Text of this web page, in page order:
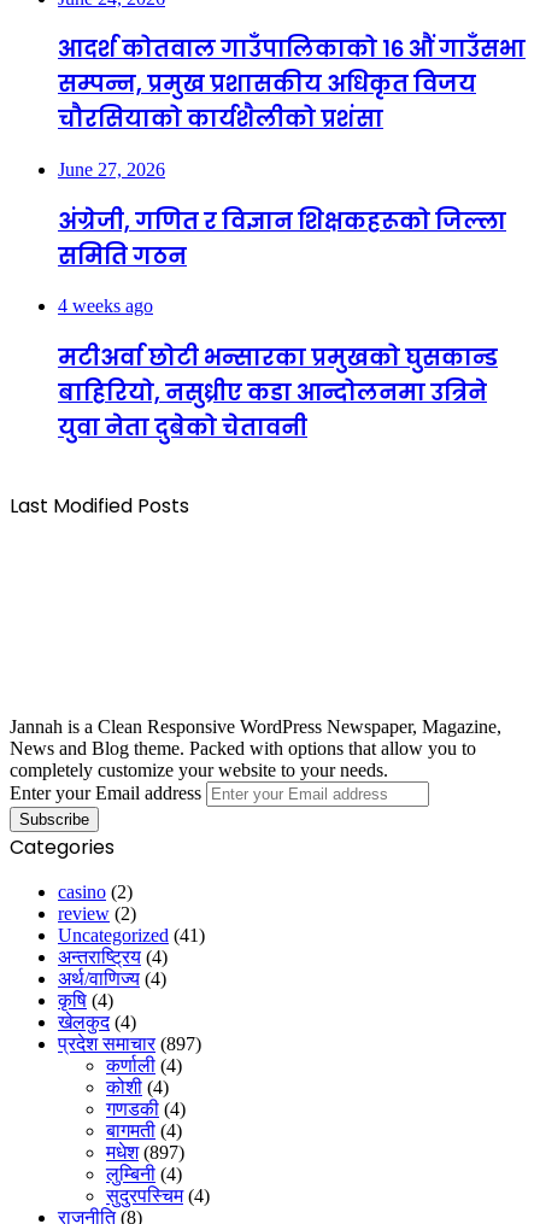
आदर्श कोतवाल गाउँपालिकाको १६ औं गाउँसभा
सम्पन्न, प्रमुख प्रशासकीय अधिकृत विजय
चौरसियाको कार्यशैलीको प्रशंसा
June 27, 2026
अंग्रेजी, गणित र विज्ञान शिक्षकहरूको जिल्ला
समिति गठन
4 weeks ago
मटीअर्वा छोटी भन्सारका प्रमुखको घुसकान्ड
बाहिरियो, नसुध्रीए कडा आन्दोलनमा उत्रिने
युवा नेता दुबेको चेतावनी
Last Modified Posts
Jannah is a Clean Responsive WordPress Newspaper, Magazine,
News and Blog theme. Packed with options that allow you to
completely customize your website to your needs.
Enter your Email address
Categories
casino (2)
review (2)
Uncategorized (41)
अन्तराष्ट्रिय (4)
अर्थ/वाणिज्य (4)
कृषि (4)
खेलकुद(4)
प्रदेश समाचार(897)
कर्णाली (4)
कोशी (4)
गणडकी (4)
बागमती (4)
मधेश(897)
लुम्बिनी (4)
सुदुरपस्चिम(4)
राजनीति(8)